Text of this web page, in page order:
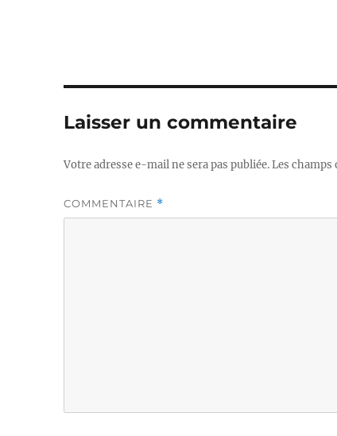
Laisser un commentaire
Votre adresse e-mail ne sera pas publiée.Les champs
COMMENTAIRE *